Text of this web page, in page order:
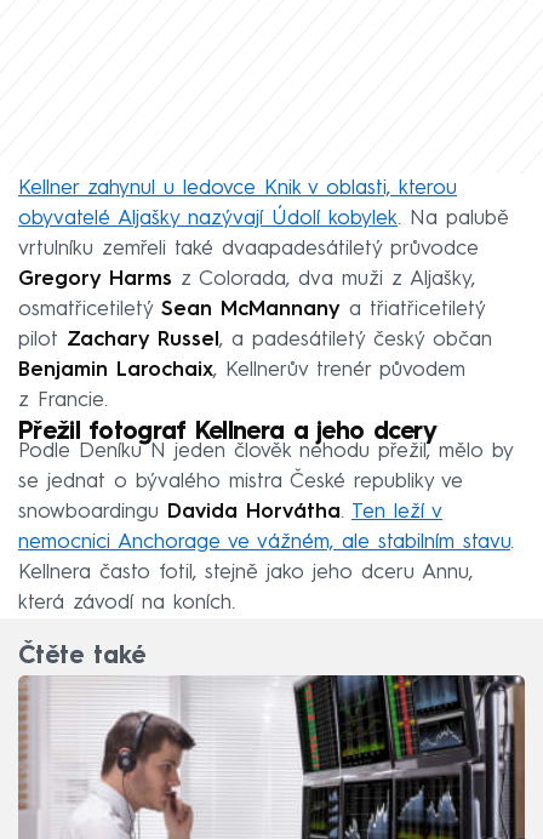
Kellner zahynul u ledovce Knik v oblasti, kterou
obyvatelé Aljašky nazývají Údolí kobylek. Na palubě
vrtulníku zemřeli také dvaapadesátiletý průvodce
Gregory Harms z Colorada, dva muži z Aljašky,
osmatřicetiletý Sean McMannany a třiatřicetiletý
pilot Zachary Russel , a padesátiletý český občan
Benjamin Larochaix, Kellnerův trenér původem
z Francie.
Přežil fotograf Kellnera a jeho dcery
Podle Deníku N jeden člověk nehodu přežil, mělo by
se jednat o bývalého mistra České republiky ve
snowboardingu
Davida Horvátha. Ten leží v
nemocnici Anchorage ve vážném, ale stabilním stavu.
Kellnera často fotil, stejně jako jeho dceru Annu,
která závodí na koních.
Čtěte také